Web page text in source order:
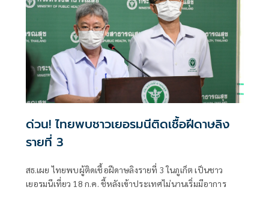
ด่วน! ไทยพบชาวเยอรมนีติดเชื้อฝีดาษลิง
รายที่ 3
สธ.เผย ไทยพบผู้ติดเชื้อฝีดาษลิงรายที่ 3 ในภูเก็ต เป็นชาว
เยอรมนีเที่ยว 18 ก.ค. ชี้หลังเข้าประเทศไม่นานเริ่มมีอาการ